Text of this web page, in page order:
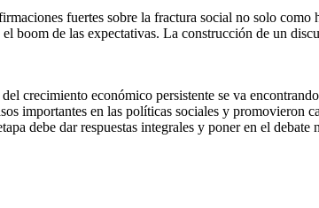
fuertes sobre la fractura social no solo
boom de las expectativas. La construcción de un
crecimiento económico persistente se va
importantes en las políticas sociales y promovieron
debe dar respuestas integrales y poner en el